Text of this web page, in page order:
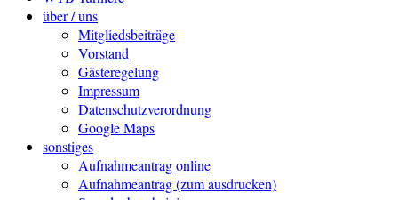
über / uns
Mitgliedsbeiträge
Vorstand
Gästeregelung
Impressum
Datenschutzverordnung
Google Maps
sonstiges
Aufnahmeantrag online
Aufnahmeantrag (zum ausdrucken)